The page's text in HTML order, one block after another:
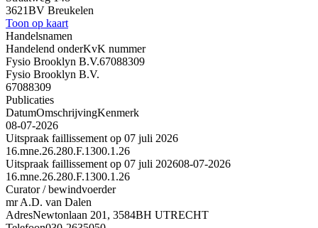
3621BV Breukelen
Toon op kaart
Handelsnamen
Handelend onderKvK nummer
Fysio Brooklyn B.V.67088309
Fysio Brooklyn B.V.
67088309
Publicaties
DatumOmschrijvingKenmerk
08-07-2026
Uitspraak faillissement op 07 juli 2026
16.mne.26.280.F.1300.1.26
Uitspraak faillissement op 07 juli 202608-07-2026
16.mne.26.280.F.1300.1.26
Curator / bewindvoerder
mr A.D. van Dalen
AdresNewtonlaan 201, 3584BH UTRECHT